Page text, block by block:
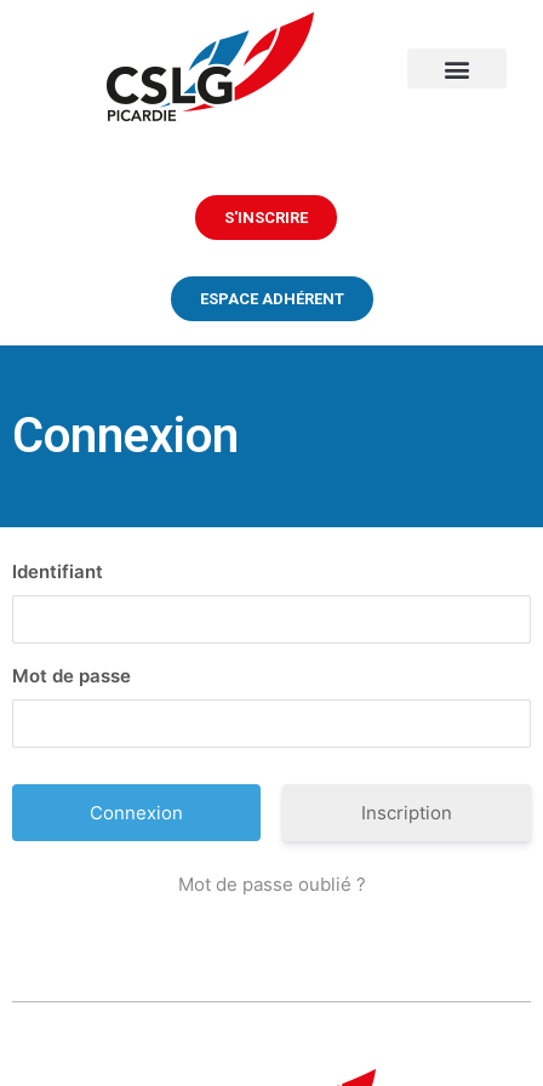
S'INSCRIRE
ESPACE ADHÉRENT
Connexion
Identifiant
Mot de passe
Inscription
Mot de passe oublié ?